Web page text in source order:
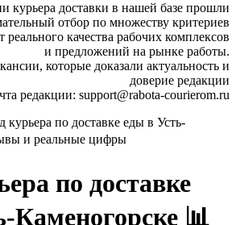
курьера доставки в нашей базе прошли
отбор по множеству критериев
качества рабочих комплексов
и предложений на рынке работы.
которые доказали актуальность и
доверие редакции
редакции: support@rabota-courierom.ru
курьера по доставке еды в Усть-
и реальные цифры
по доставке
Каменогорске 📊